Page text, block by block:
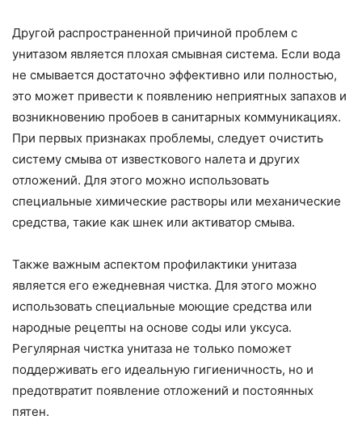
Другой распространенной причиной проблем с
унитазом является плохая смывная система. Если вода
не смывается достаточно эффективно или полностью,
это может привести к появлению неприятных запахов и
возникновению пробоев в санитарных коммуникациях.
При первых признаках проблемы, следует очистить
систему смыва от известкового налета и других
отложений. Для этого можно использовать
специальные химические растворы или механические
средства, такие как шнек или активатор смыва.
Также важным аспектом профилактики унитаза
является его ежедневная чистка. Для этого можно
использовать специальные моющие средства или
народные рецепты на основе соды или уксуса.
Регулярная чистка унитаза не только поможет
поддерживать его идеальную гигиеничность, но и
предотвратит появление отложений и постоянных
пятен.